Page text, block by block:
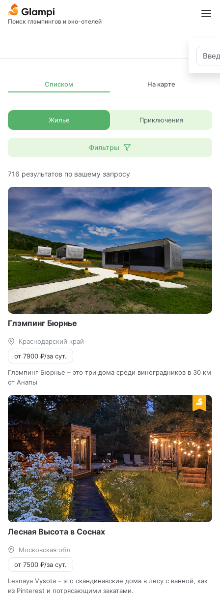
Поиск глэмпингов и эко-отелей
Списком На карте
Жилье Приключения
Фильтры
716 результатов по вашему запросу
Глэмпинг Бюрнье
Краснодарский край
от 7900 ₽/за сут.
Глэмпинг Бюрнье – это три дома среди виноградников в 30 км
от Анапы
Лесная Высота в Соснах
Московская обл
от 7500 ₽/за сут.
Lesnaya Vysota – это скандинавские дома в лесу с ванной, как
из Pinterest и потрясающими закатами.